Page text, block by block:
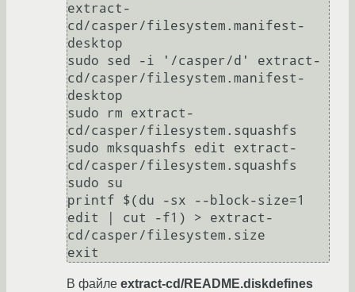
extract-
cd/casper/filesystem.manifest-
desktop
sudo sed -i '/casper/d' extract-
cd/casper/filesystem.manifest-
desktop
sudo rm extract-
cd/casper/filesystem.squashfs
sudo mksquashfs edit extract-
cd/casper/filesystem.squashfs
sudo su
printf $(du -sx --block-size=1
edit | cut -f1) > extract-
cd/casper/filesystem.size
В файле extract-cd/README.diskdefines